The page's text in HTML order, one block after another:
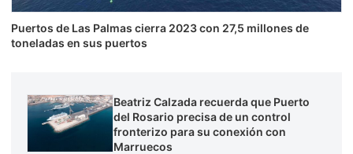
Puertos de Las Palmas cierra 2023 con 27,5 millones de
toneladas en sus puertos
Beatriz Calzada recuerda que Puerto
del Rosario precisa de un control
fronterizo para su conexión con
Marruecos